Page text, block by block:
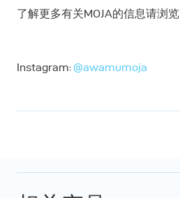
了解更多有关MOJA的信息请浏览
Instagram:@awamumoja